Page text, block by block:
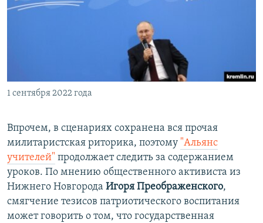
1 сентября 2022 года
Впрочем, в сценариях сохранена вся прочая
милитаристская риторика, поэтому "Альянс
учителей" продолжает следить за содержанием
уроков. По мнению общественного активиста из
Нижнего Новгорода Игоря Преображенского,
смягчение тезисов патриотического воспитания
может говорить о том, что государственная